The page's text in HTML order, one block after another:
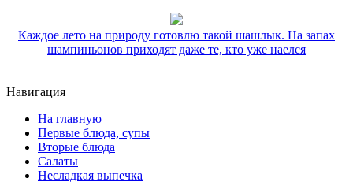
Каждое лето на природу готовлю такой шашлык. На запах
шампиньонов приходят даже те, кто уже наелся
Навигация
На главную
Первые блюда, супы
Вторые блюда
Салаты
Несладкая выпечка